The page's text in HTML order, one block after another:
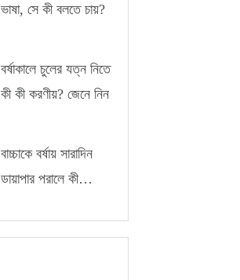
ভাষা, সে কী বলতে চায়?
বর্ষাকালে চুলের যত্ন নিতে
কী কী করণীয়? জেনে নিন
বাচ্চাকে বর্ষায় সারাদিন
ডায়াপার পরালে কী